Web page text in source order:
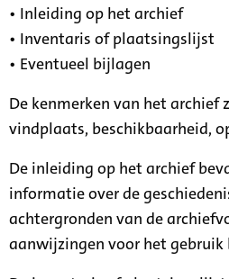
• Inleiding op het archief
• Inventaris of plaatsingslijst
• Eventueel bijlagen
De kenmerken van het archief
vindplaats, beschikbaarheid,
De inleiding op het archief
informatie over de
achtergronden van de
aanwijzingen voor het gebruik